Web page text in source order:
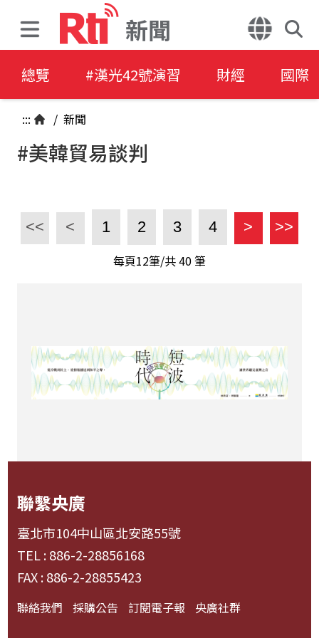
新聞
總覽 #漢光42號演習 財經 國際
::: / 新聞
#美韓貿易談判
<< < 1 2 3 4 > >>
每頁12筆/共40筆
聯繫央廣
臺北市104中山區北安路55號
TEL : 886-2-28856168
FAX : 886-2-28855423
聯絡我們 採購公告 訂閱電子報 央廣社群